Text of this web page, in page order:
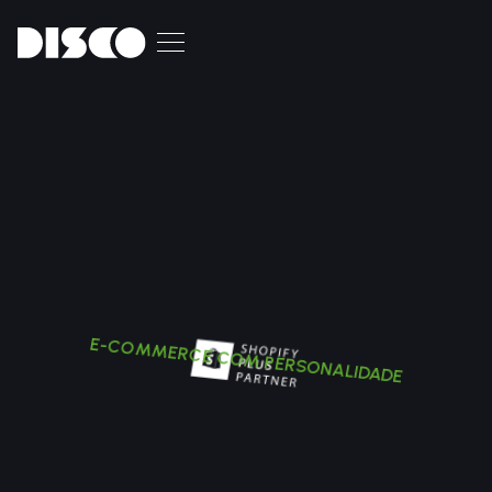
E-COMMERCE COM PERSONALIDADE